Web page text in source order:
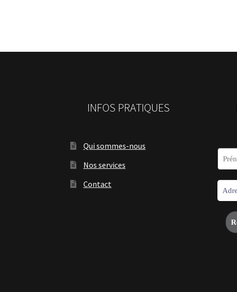
INFOS PRATIQUES
Qui sommes-nous
Nos services
Contact